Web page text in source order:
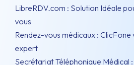
LibreRDV.com : Solution Idéale
vous
Rendez-vous médicaux :
expert
Secrétariat Téléphonique Médical